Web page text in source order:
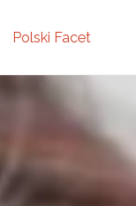
Polski Facet